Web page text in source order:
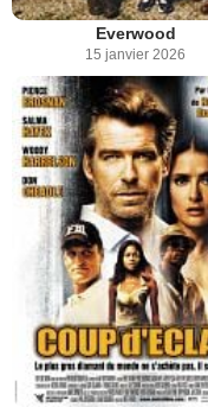
Everwood
15 janvier 2026